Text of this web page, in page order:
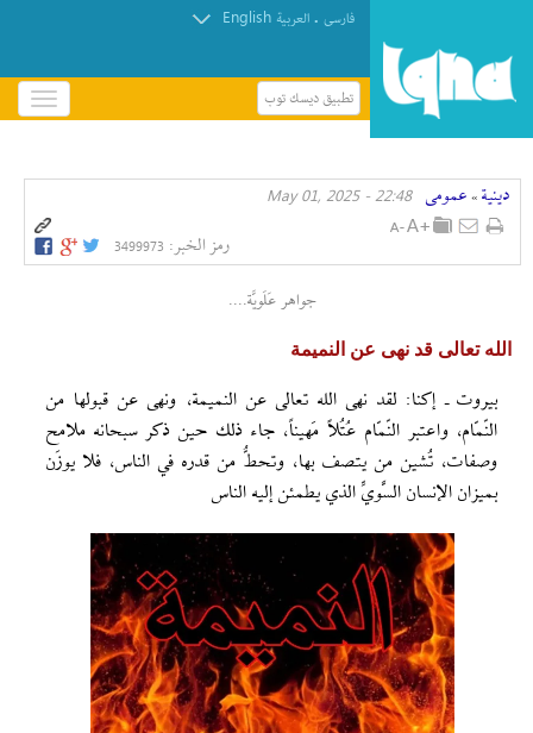
فارسی . العربیة English
تطبيق ديسك توب
باز
و
کردن
دينية » عمومی 22:48 - May 01, 2025
رمز الخبر: 3499973
جواهر عَلَويَّة....
الله تعالى قد نهى عن النميمة
بيروت ـ إکنا: لقد نهى الله تعالى عن النميمة، ونهى عن قبولها من
النّمّام، واعتبر النّمّام عُتُلاً مَهيناً، جاء ذلك حين ذكر سبحانه ملامح
وصفات، تُشين من يتصف بها، وتحطُّ من قدره في الناس، فلا يوزَن
بميزان الإنسان السَّويِّ الذي يطمئن إليه الناس